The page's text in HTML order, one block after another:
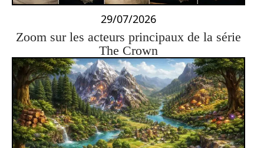
29/07/2026
Zoom sur les acteurs principaux de la série
The Crown